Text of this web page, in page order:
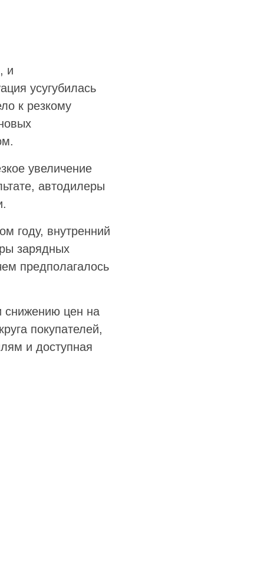
и
усугубилась
к резкому
увеличение
автодилеры
году, внутренний
зарядных
предполагалось
снижению цен на
покупателей,
и доступная